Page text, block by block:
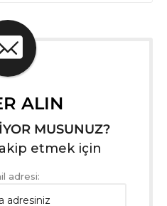
ALIN
MUSUNUZ?
takip etmek için
adresi: